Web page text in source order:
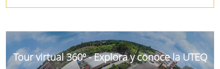
Tour virtual 360º - Explora y conoce la UTEQ